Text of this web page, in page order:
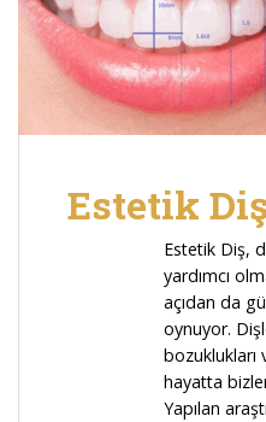
Estetik
Estetik Diş, d
yardımcı
açıdan da
oynuyor.
bozuklukları
hayatta
Yapılan